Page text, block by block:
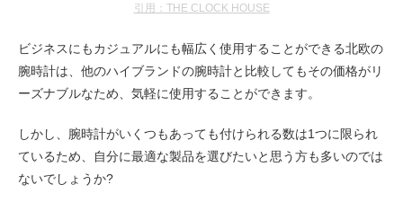
引用：THE CLOCK HOUSE
ビジネスにもカジュアルにも幅広く使用することができる北欧の
腕時計は、他のハイブランドの腕時計と比較してもその価格がリ
ーズナブルなため、気軽に使用することができます。
しかし、腕時計がいくつもあっても付けられる数は1つに限られ
ているため、自分に最適な製品を選びたいと思う方も多いのでは
ないでしょうか?